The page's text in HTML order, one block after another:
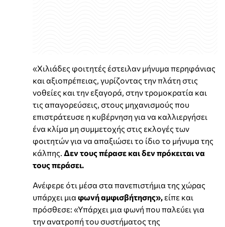
«Χιλιάδες φοιτητές έστειλαν μήνυμα περηφάνιας
και αξιοπρέπειας, γυρίζοντας την πλάτη στις
νοθείες και την εξαγορά, στην τρομοκρατία και
τις απαγορεύσεις, στους μηχανισμούς που
επιστράτευσε η κυβέρνηση για να καλλιεργήσει
ένα κλίμα μη συμμετοχής στις εκλογές των
φοιτητών για να απαξιώσει το ίδιο το μήνυμα της
κάλπης. Δεν τους πέρασε και δεν πρόκειται να
τους περάσει.
Ανέφερε ότι μέσα στα πανεπιστήμια της χώρας
υπάρχει μια φωνή αμφισβήτησης», είπε και
πρόσθεσε: «Υπάρχει μια φωνή που παλεύει για
την ανατροπή του συστήματος της